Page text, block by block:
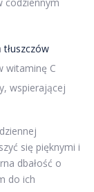
tłuszczów
witaminę C
wspierającej
się pięknymi i
dbałość o
do ich